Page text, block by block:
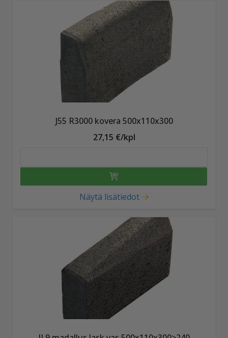
J55 R3000 kovera 500x110x300
27,15 €/kpl
Näytä lisätiedot